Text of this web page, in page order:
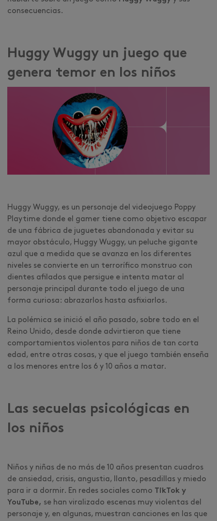
consecuencias.
Huggy Wuggy un juego que
genera temor en los niños
Huggy Wuggy, es un personaje del videojuego Poppy
Playtime donde el gamer tiene como objetivo escapar
de una fábrica de juguetes abandonada y evitar su
mayor obstáculo, Huggy Wuggy, un peluche gigante
azul que a medida que se avanza en los diferentes
niveles se convierte en un terrorífico monstruo con
dientes afilados que persigue e intenta matar al
personaje principal durante todo el juego de una
forma curiosa: abrazarlos hasta asfixiarlos.
La polémica se inició el año pasado, sobre todo en el
Reino Unido, desde donde advirtieron que tiene
comportamientos violentos para niños de tan corta
edad, entre otras cosas, y que el juego también enseña
a los menores entre los 6 y 10 años a matar.
Las secuelas psicológicas en
los niños
Niños y niñas de no más de 10 años presentan cuadros
de ansiedad, crisis, angustia, llanto, pesadillas y miedo
para ir a dormir. En redes sociales como TikTok y
YouTube, se han viralizado escenas muy violentas del
personaje y, en algunas, muestran canciones en las que